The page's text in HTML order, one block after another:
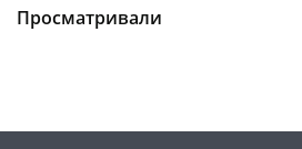
Просматривали